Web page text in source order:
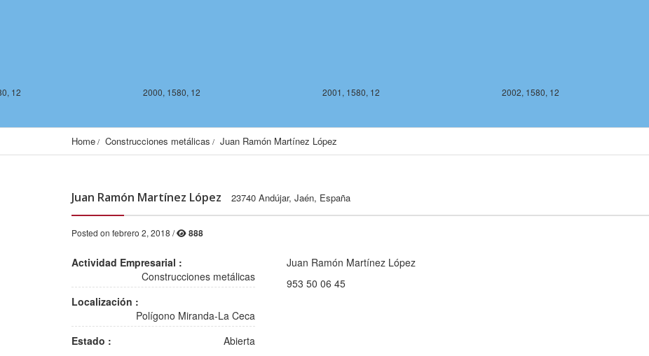
2001, 1580, 12 2002, 1580, 12
2000, 1580, 12
12
Home Construcciones metálicas Juan Ramón Martínez López
Juan Ramón Martínez López 23740 Andújar, Jaén, España
Posted on febrero 2, 2018 / 888
Actividad Empresarial :
Construcciones metálicas
Localización :
Polígono Miranda-La Ceca
Estado :
Abierta
Juan Ramón Martínez López
953 50 06 45
2001, 1578, 12
2000, 1578, 12